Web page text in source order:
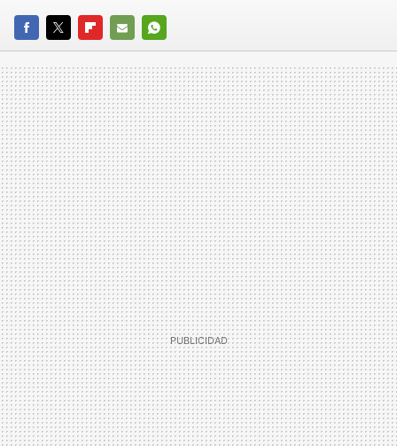
FACEBOOK
TWITTERFLIPBOARD
E-
MAIL
WHATSAPP